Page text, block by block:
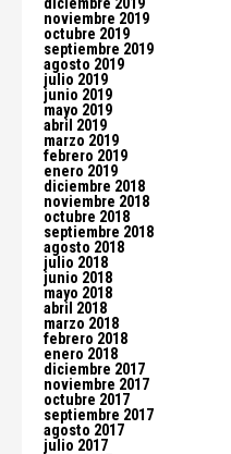
diciembre 2019
noviembre 2019
octubre 2019
septiembre 2019
agosto 2019
julio 2019
junio 2019
mayo 2019
abril 2019
marzo 2019
febrero 2019
enero 2019
diciembre 2018
noviembre 2018
octubre 2018
septiembre 2018
agosto 2018
julio 2018
junio 2018
mayo 2018
abril 2018
marzo 2018
febrero 2018
enero 2018
diciembre 2017
noviembre 2017
octubre 2017
septiembre 2017
agosto 2017
julio 2017